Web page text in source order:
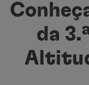
Fatura online
TAP Vouchers
Extras
Alugar carro
Alojamento
Check-in
da